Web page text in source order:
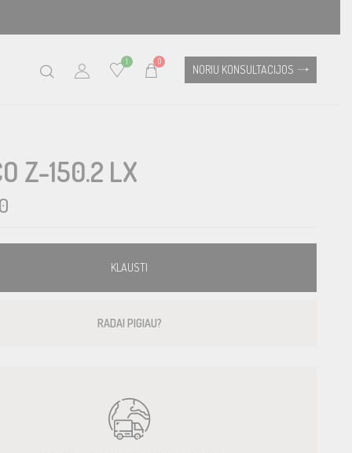
1 0
NORIU KONSULTACIJOS
Z-150.2 LX
KLAUSTI
RADAI PIGIAU?